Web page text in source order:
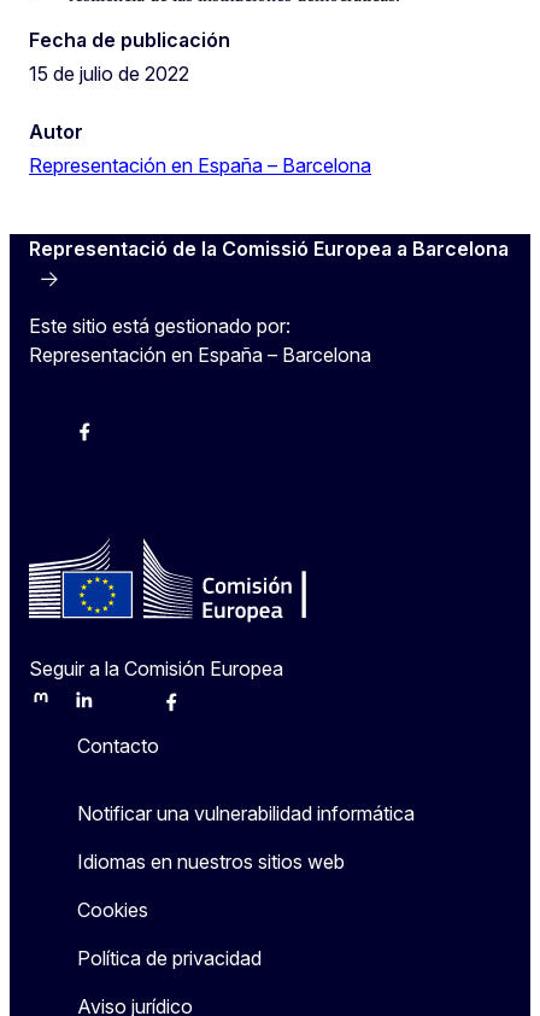
Fecha de publicación
15 de julio de 2022
Autor
Representación en España – Barcelona
Representació de la Comissió Europea a Barcelona
Este sitio está gestionado por:
Representación en España – Barcelona
InstagramFacebook
Seguir a la Comisión Europea
MastodonLinkedInBlueskyFacebook
Contacto
Notificar una vulnerabilidad informática
Idiomas en nuestros sitios web
Cookies
Política de privacidad
Aviso jurídico